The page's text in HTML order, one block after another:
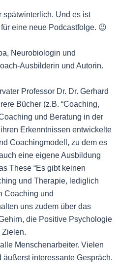
spätwinterlich. Und es ist
eine neue Podcastfolge. 😉
Neurobiologin und
Ausbilderin und Autorin.
Professor Dr. Dr. Gerhard
Bücher (z.B. “Coaching,
und Beratung in der
Erkenntnissen entwickelte
Coachingmodell, zu dem es
eine eigene Ausbildung
These “Es gibt keinen
und Therapie, lediglich
Coaching und
uns zudem über das
die Positive Psychologie
Zielen.
Menschenarbeiter. Vielen
äußerst interessante Gespräch.